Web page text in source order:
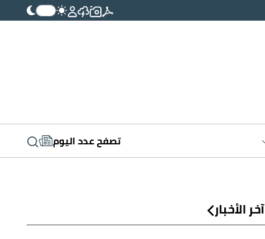
تصفح عدد اليوم
آخر الأخبار